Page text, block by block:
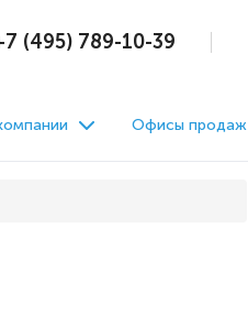
(495) 789-10-39
Офисы продаж